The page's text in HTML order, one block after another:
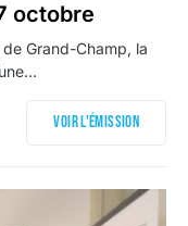
octobre
Grand-Champ, la
Voir l'émission